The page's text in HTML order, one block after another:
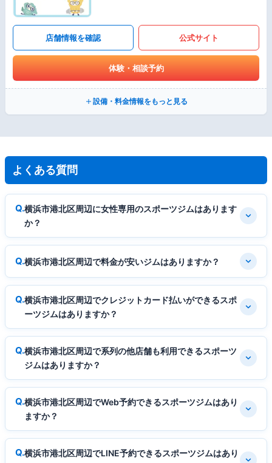
店舗情報を確認 公式サイト
体験・相談予約
設備・料金情報をもっと見る
よくある質問
横浜市港北区周辺に女性専用のスポーツジムはあります
か？
横浜市港北区周辺で料金が安いジムはありますか？
横浜市港北区周辺でクレジットカード払いができるスポ
ーツジムはありますか？
横浜市港北区周辺で系列の他店舗も利用できるスポーツ
ジムはありますか？
横浜市港北区周辺でWeb予約できるスポーツジムはあり
ますか？
横浜市港北区周辺でLINE予約できるスポーツジムはあり